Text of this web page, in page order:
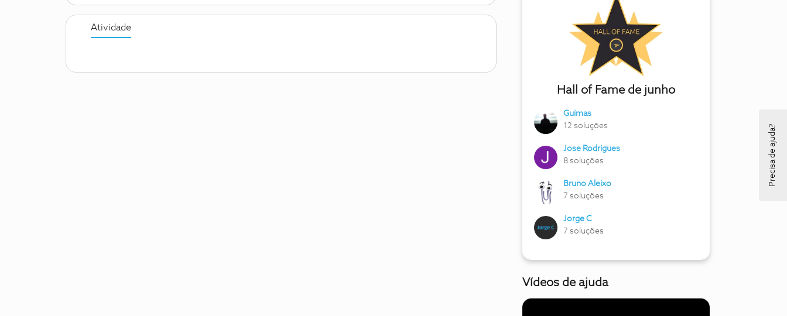
Atividade
Hall of Fame de junho
Guimas
12 soluções
Jose Rodrigues
8 soluções
Bruno Aleixo
7 soluções
Jorge C
7 soluções
Vídeos de ajuda
Precisa de ajuda?